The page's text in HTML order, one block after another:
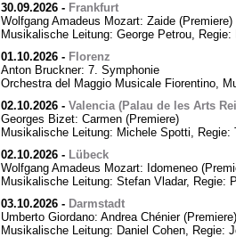
30.09.2026- Frankfurt
Wolfgang Amadeus Mozart: Zaide (Premiere)
Musikalische Leitung: George Petrou, Regie:
01.10.2026- Florenz
Anton Bruckner: 7. Symphonie
Orchestra del Maggio Musicale Fiorentino,
02.10.2026- Valencia (Palau de les Arts
Georges Bizet: Carmen (Premiere)
Musikalische Leitung: Michele Spotti, Regie:
02.10.2026- Lübeck
Wolfgang Amadeus Mozart: Idomeneo
Musikalische Leitung: Stefan Vladar, Regie:
03.10.2026- Darmstadt
Umberto Giordano: Andrea Chénier (Premiere)
Musikalische Leitung: Daniel Cohen, Regie: